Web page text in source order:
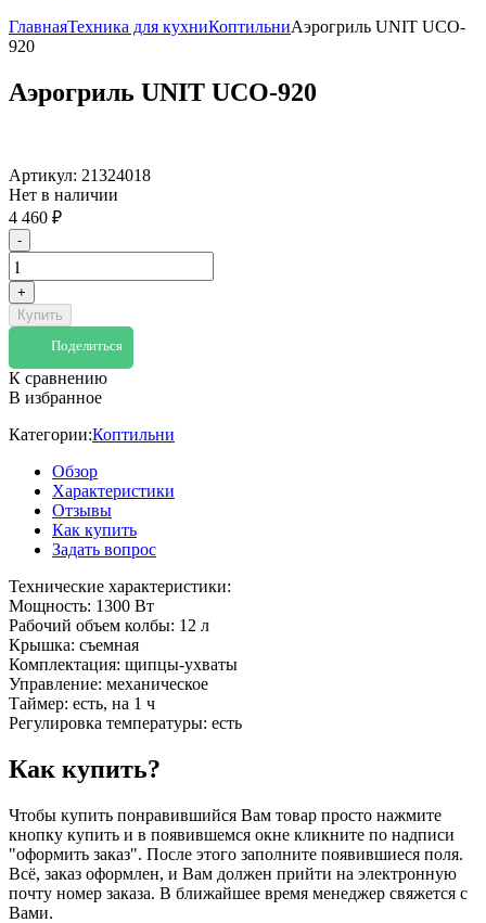
ГлавнаяТехника для кухниКоптильниАэрогриль UNIT UCO-
920
Аэрогриль UNIT UCO-920
Артикул: 21324018
Нет в наличии
4 460 ₽
-
+
Купить
Поделиться
К сравнению
В избранное
Категории:Коптильни
Обзор
Характеристики
Отзывы
Как купить
Задать вопрос
Технические характеристики:
Мощность: 1300 Вт
Рабочий объем колбы: 12 л
Крышка: съемная
Комплектация: щипцы-ухваты
Управление: механическое
Таймер: есть, на 1 ч
Регулировка температуры: есть
Как купить?
Чтобы купить понравившийся Вам товар просто нажмите
кнопку купить и в появившемся окне кликните по надписи
"оформить заказ". После этого заполните появившиеся поля.
Всё, заказ оформлен, и Вам должен прийти на электронную
почту номер заказа. В ближайшее время менеджер свяжется с
Вами.